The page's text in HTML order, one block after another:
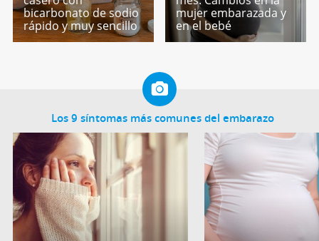
bicarbonato de sodio
rápido y muy sencillo
mujer embarazada y
en el bebé
Los 9 síntomas más comunes del embarazo